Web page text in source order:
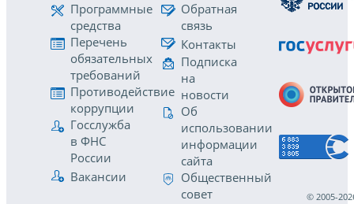
Программные
средства
Перечень
обязательных
требований
Противодействие
коррупции
Госслужба
в ФНС
России
Вакансии
Обратная
связь
Контакты
Подписка
на
новости
Об
использовании
информации
сайта
Общественный
совет
© 2005-